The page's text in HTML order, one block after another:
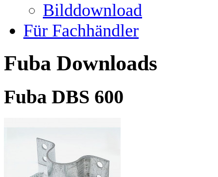
Bilddownload
Für Fachhändler
Fuba Downloads
Fuba DBS 600